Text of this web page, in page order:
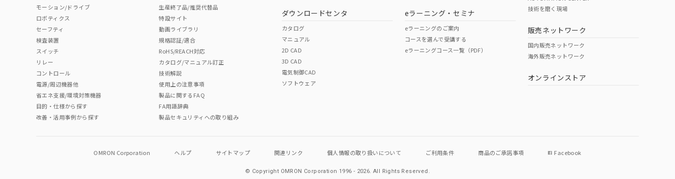
Pb Hg Cr(VI)
O O
"対応済み"や非含有の記載がされた商品であっても、流通在庫等で未対応品が混在する可能性があります。
非含有品が必要な際は、弊社営業部門もしくは販売店へお問い合わせください。
この製品の規格認証/適合状況ページへ
その他の認証はこちらのページからご検索ください
モーション/ドライブ
ロボティクス
セーフティ
検査装置
スイッチ
リレー
コントロール
電源/周辺機器他
省エネ支援/環境対策機器
目的・仕様から探す
改善・活用事例から探す
生産終了品/推奨代替品
特設サイト
動画ライブラリ
規格認証/適合
RoHS/REACH対応
カタログ/マニュアル訂正
技術解説
使用上の注意事項
製品に関するFAQ
FA用語辞典
製品セキュリティへの取り組み
ダウンロードセンタ
カタログ
マニュアル
2D CAD
3D CAD
電気制御CAD
ソフトウェア
eラーニング・セミナ
eラーニングのご案内
コースを選んで受講する
eラーニングコース一覧（PDF）
技術を磨く現場
販売ネットワーク
国内販売ネットワーク
海外販売ネットワーク
オンラインストア
OMRON Corporation ヘルプ サイトマップ 関連リンク 個人情報の取り扱いについて ご利用条件 商品のご承諾事項 Facebook
© Copyright OMRON Corporation 1996 - 2026.All Rights Reserved.